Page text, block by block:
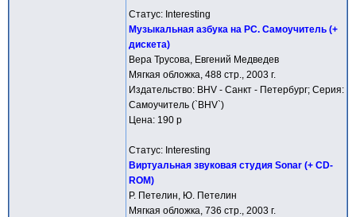
Статус: Interesting
Музыкальная азбука на РС. Самоучитель (+
дискета)
Вера Трусова, Евгений Медведев
Мягкая обложка, 488 стр., 2003 г.
Издательство: BHV - Санкт - Петербург; Серия:
Самоучитель (`BHV`)
Цена: 190 р
Статус: Interesting
Виртуальная звуковая студия Sonar (+ CD-
ROM)
Р. Петелин, Ю. Петелин
Мягкая обложка, 736 стр., 2003 г.